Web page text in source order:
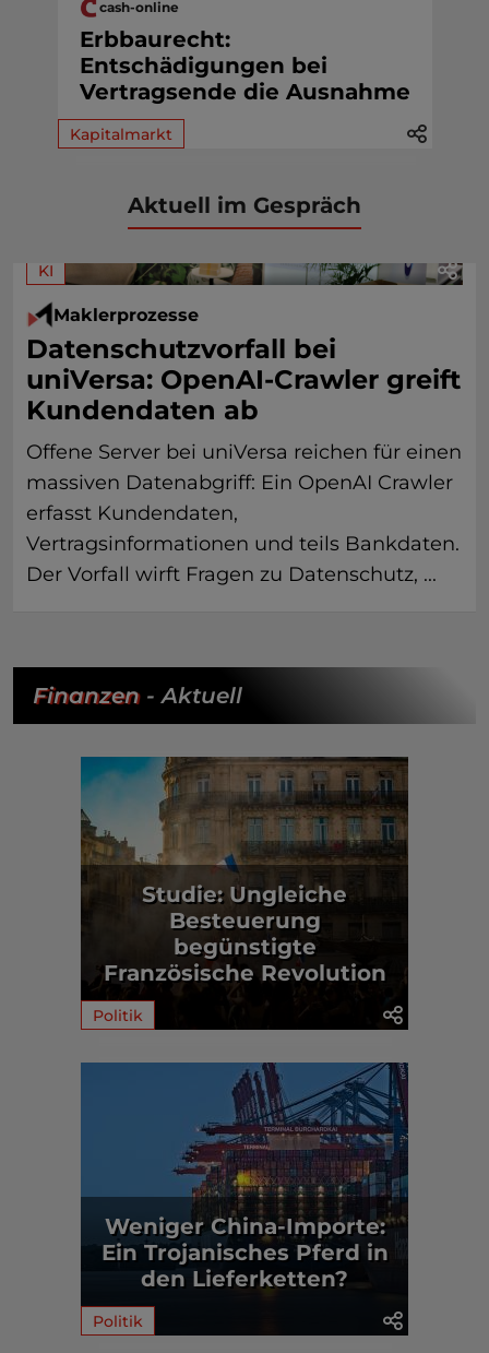
cash-online
Erbbaurecht:
Entschädigungen bei
Vertragsende die Ausnahme
Kapitalmarkt
Aktuell im Gespräch
KI
Maklerprozesse
Datenschutzvorfall bei
uniVersa: OpenAI-Crawler greift
Kundendaten ab
Offene Server bei uniVersa reichen für einen
massiven Datenabgriff: Ein OpenAI Crawler
erfasst Kundendaten,
Vertragsinformationen und teils Bankdaten.
Der Vorfall wirft Fragen zu Datenschutz, ...
Finanzen- Aktuell
Studie: Ungleiche
Besteuerung
begünstigte
Französische Revolution
Politik
Weniger China-Importe:
Ein Trojanisches Pferd in
den Lieferketten?
Politik